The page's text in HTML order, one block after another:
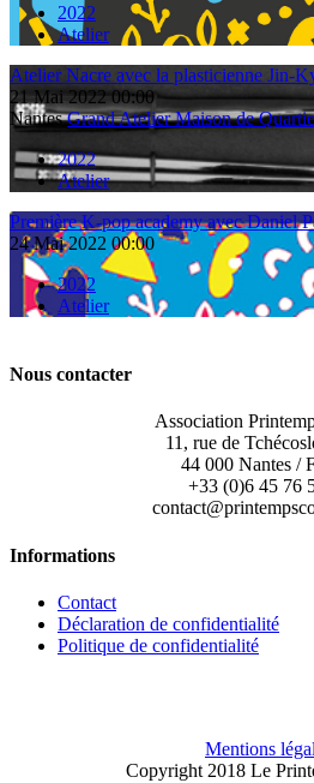
2022
Atelier
Atelier Nacre avec la plasticienne Jin-
21 Mai 2022 00:00
Nantes Grand Atelier Maison de
2022
Atelier
Première K-pop academy avec Daniel
24 Mai 2022 00:00
2022
Atelier
Nous contacter
Association
11, rue de
44 000 Nantes /
+33 (0)6 45 76
Informations
Contact
Déclaration de confidentialité
Politique de confidentialité
Mentions
Copyright 2018 Le